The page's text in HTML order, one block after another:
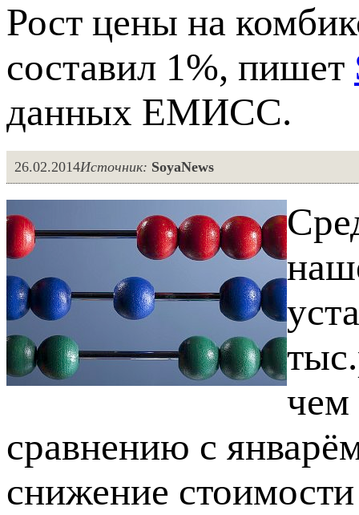
Рост цены на
составил 1%, пишет
данных ЕМИСС.
26.02.2014Источник: SoyaNews
чем
сравнению с
снижение